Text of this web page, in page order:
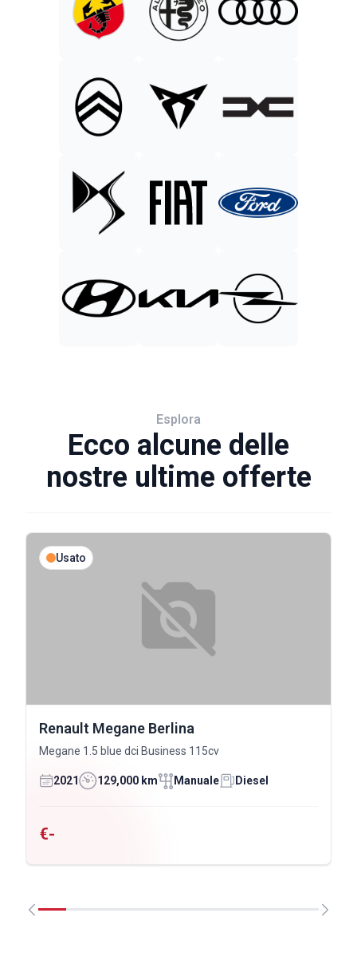
Esplora
Ecco alcune delle
nostre ultime offerte
Usato
Renault Megane Berlina
Megane 1.5 blue dci Business 115cv
2021 129,000 km Manuale Diesel
€-